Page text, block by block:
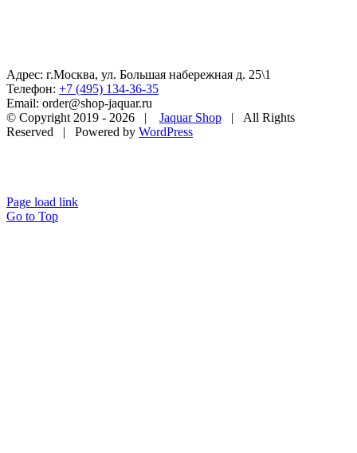
Адрес: г.Москва, ул. Большая набережная д. 25\1
Телефон: +7 (495) 134-36-35
Email: order@shop-jaquar.ru
© Copyright 2019 - 2026 | Jaquar Shop | All Rights
Reserved | Powered by WordPress
Page load link
Go to Top